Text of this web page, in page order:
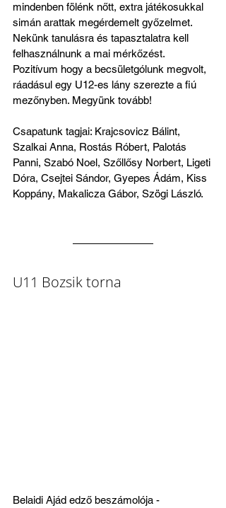
mindenben fölénk nőtt, extra játékosukkal
simán arattak megérdemelt győzelmet.
Nekünk tanulásra és tapasztalatra kell
felhasználnunk a mai mérkőzést.
Pozitívum hogy a becsületgólunk megvolt,
ráadásul egy U12-es lány szerezte a fiú
mezőnyben. Megyünk tovább!
Csapatunk tagjai: Krajcsovicz Bálint,
Szalkai Anna, Rostás Róbert, Palotás
Panni, Szabó Noel, Szőllősy Norbert, Ligeti
Dóra, Csejtei Sándor, Gyepes Ádám, Kiss
Koppány, Makalicza Gábor, Szögi László.
U11 Bozsik torna
Belaidi Ajád edző beszámolója -